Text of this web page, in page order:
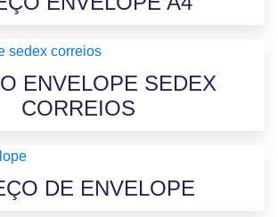
ENVELOPE SEDEX
CORREIOS
DE ENVELOPE